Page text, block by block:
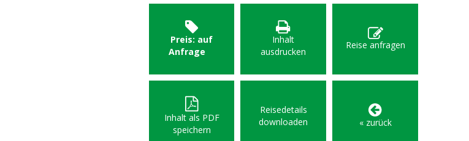
Preis: auf
Anfrage
Inhalt
ausdrucken
Reise anfragen
Inhalt als PDF
speichern
Reisedetails
downloaden
« zurück